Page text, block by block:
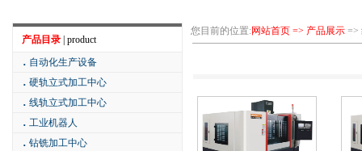
产品目录 | product
． 自动化生产设备
． 硬轨立式加工中心
． 线轨立式加工中心
． 工业机器人
． 钻铣加工中心
您目前的位置:网站首页 => 产品展示 =>